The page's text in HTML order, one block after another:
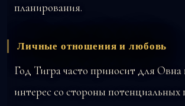
планирования.
Личные отношения и любовь
Год Тигра часто приносит для
интерес со стороны потенциальных